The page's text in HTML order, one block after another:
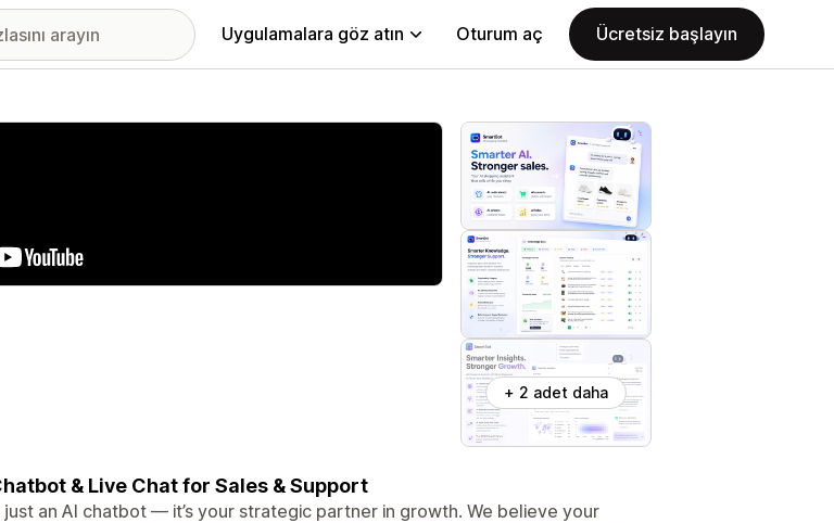
Uygulamalara göz atın Oturum aç Ücretsiz başlayın
+ 2 adet daha
& Live Chat for Sales & Support
an AI chatbot — it’s your strategic partner in growth. We believe your